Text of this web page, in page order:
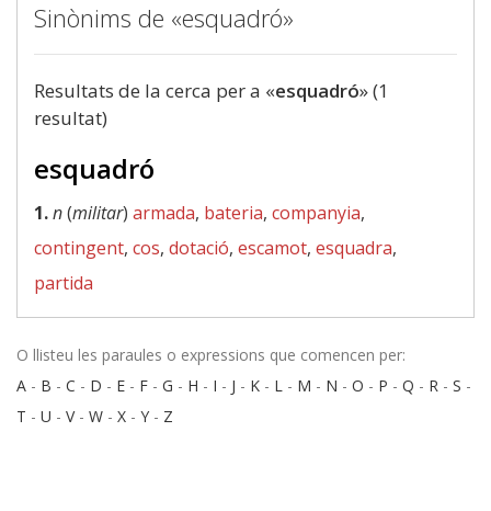
Sinònims de «esquadró»
Resultats de la cerca per a «esquadró» (1
resultat)
esquadró
1.n(militar) armada, bateria, companyia,
contingent, cos, dotació, escamot, esquadra,
partida
O llisteu les paraules o expressions que comencen per:
A - B - C - D - E - F - G - H - I - J - K - L - M - N - O - P - Q - R - S -
T - U - V- W - X - Y - Z